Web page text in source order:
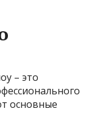
– это
основные